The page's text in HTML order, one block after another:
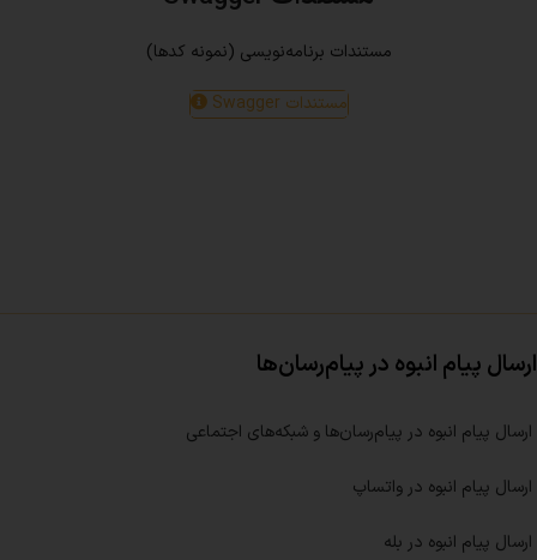
مستندات برنامه‌نویسی (نمونه کدها)
مستندات Swagger
ارسال پیام انبوه در پیام‌رسان‌ها
ارسال پیام انبوه در پیام‌رسان‌ها و شبکه‌های اجتماعی
ارسال پیام انبوه در واتساپ
ارسال پیام انبوه در بله